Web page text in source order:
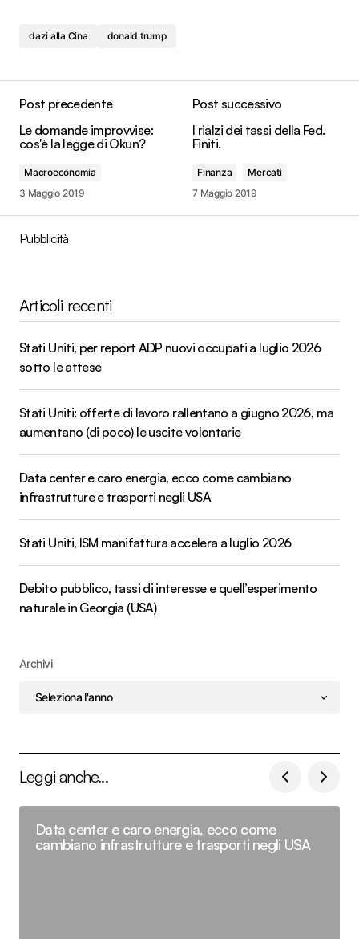
dazi alla Cina donald trump
Post precedente
Le domande improvvise:
cos'è la legge di Okun?
Macroeconomia
3 Maggio 2019
Post successivo
I rialzi dei tassi della Fed.
Finiti.
Finanza
Mercati
7 Maggio 2019
Pubblicità
Articoli recenti
Stati Uniti, per report ADP nuovi occupati a luglio 2026
sotto le attese
Stati Uniti: offerte di lavoro rallentano a giugno 2026, ma
aumentano (di poco) le uscite volontarie
Data center e caro energia, ecco come cambiano
infrastrutture e trasporti negli USA
Stati Uniti, ISM manifattura accelera a luglio 2026
Debito pubblico, tassi di interesse e quell’esperimento
naturale in Georgia (USA)
Archivi
Leggi anche...
Data center e caro energia, ecco come
cambiano infrastrutture e trasporti negli USA